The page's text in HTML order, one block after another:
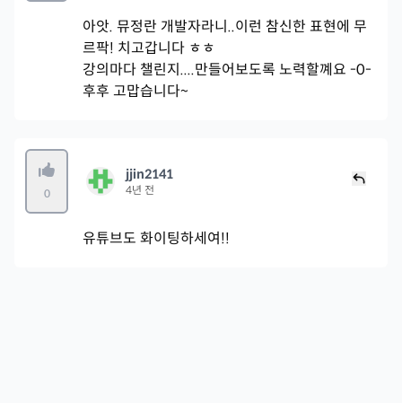
아앗. 뮤정란 개발자라니..이런 참신한 표현에 무
르팍! 치고갑니다 ㅎㅎ
강의마다 챌린지....만들어보도록 노력할꼐요 -0-
후후 고맙습니다~
0
jjin2141
4년 전
유튜브도 화이팅하세여!!